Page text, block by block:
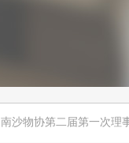
南沙物协第二届第一次理